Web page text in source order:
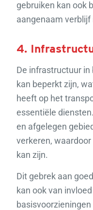
gebruiken kan ook
aangenaam verblijf
4.
De infrastructuur in
kan beperkt zijn,
heeft op het
essentiële
en afgelegen
verkeren,
kan zijn.
Dit gebrek aan
kan ook van